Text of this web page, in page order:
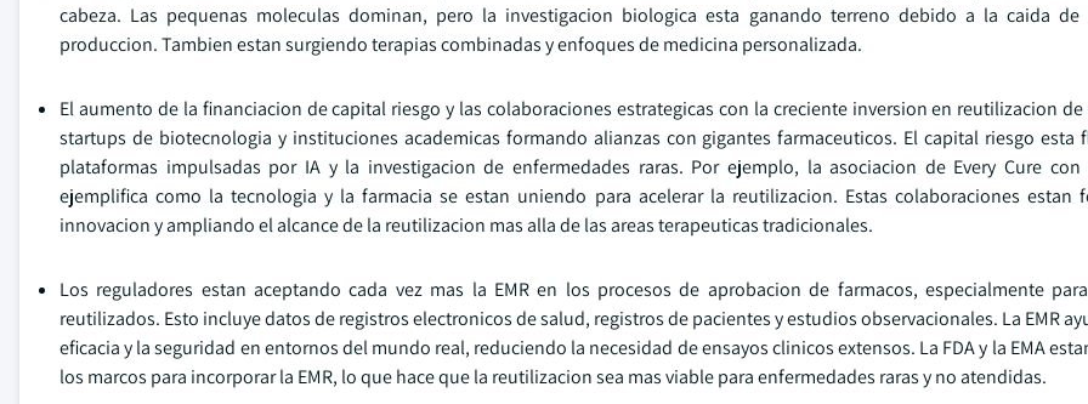
cabeza. Las pequenas moleculas dominan, pero la investigacion biologica esta ganando terreno debido a la caida
produccion. Tambien estan surgiendo terapias combinadas y enfoques de medicina personalizada.
El aumento de la financiacion de capital riesgo y las colaboraciones estrategicas con la creciente inversion en reutilizacion
startups de biotecnologia y instituciones academicas formando alianzas con gigantes farmaceuticos. El capital riesgo esta
plataformas impulsadas por IA y la investigacion de enfermedades raras. Por ejemplo, la asociacion de Every Cure con
ejemplifica como la tecnologia y la farmacia se estan uniendo para acelerar la reutilizacion. Estas colaboraciones estan
innovacion y ampliando el alcance de la reutilizacion mas alla de las areas terapeuticas tradicionales.
Los reguladores estan aceptando cada vez mas la EMR en los procesos de aprobacion de farmacos, especialmente
reutilizados. Esto incluye datos de registros electronicos de salud, registros de pacientes y estudios observacionales. La EMR
eficacia y la seguridad en entornos del mundo real, reduciendo la necesidad de ensayos clinicos extensos. La FDA y la EMA
los marcos para incorporar la EMR, lo que hace que la reutilizacion sea mas viable para enfermedades raras y no atendidas.